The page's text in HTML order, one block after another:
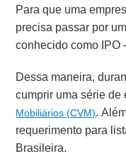
Para que uma
precisa passar por
conhecido como IPO
Dessa maneira,
cumprir uma série
Mobiliários (CVM).
requerimento para
Brasileira.